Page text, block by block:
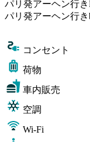
パリ発アーヘン行き
パリ発アーヘン行き
コンセント
荷物
車内販売
空調
Wi-Fi